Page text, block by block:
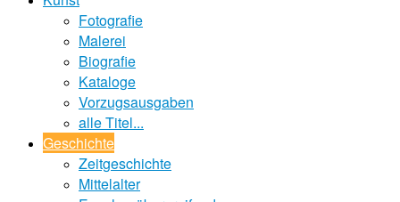
Fotografie
Malerei
Biografie
Kataloge
Vorzugsausgaben
alle Titel...
Geschichte
Zeitgeschichte
Mittelalter